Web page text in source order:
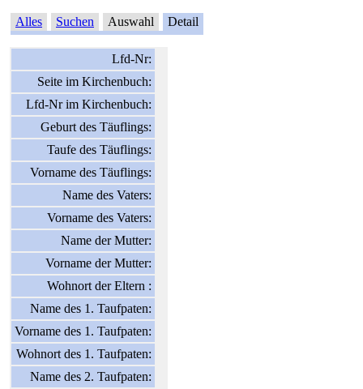
Alles Suchen Auswahl Detail
Lfd-Nr:
Seite im Kirchenbuch:
Lfd-Nr im Kirchenbuch:
Geburt des Täuflings:
Taufe des Täuflings:
Vorname des Täuflings:
Name des Vaters:
Vorname des Vaters:
Name der Mutter:
Vorname der Mutter:
Wohnort der Eltern :
Name des 1. Taufpaten:
Vorname des 1. Taufpaten:
Wohnort des 1. Taufpaten:
Name des 2. Taufpaten: